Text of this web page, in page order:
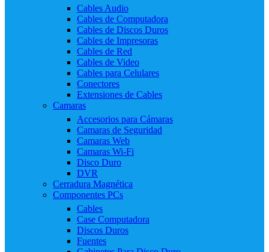
Cables Audio
Cables de Computadora
Cables de Discos Duros
Cables de Impresoras
Cables de Red
Cables de Video
Cables para Celulares
Conectores
Extensiones de Cables
Camaras
Accesorios para Cámaras
Camaras de Seguridad
Camaras Web
Camaras Wi-Fi
Disco Duro
DVR
Cerradura Magnética
Componentes PCs
Cables
Case Computadora
Discos Duros
Fuentes